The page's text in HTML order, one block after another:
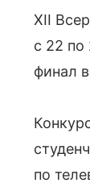
XII
с 22
финал
по